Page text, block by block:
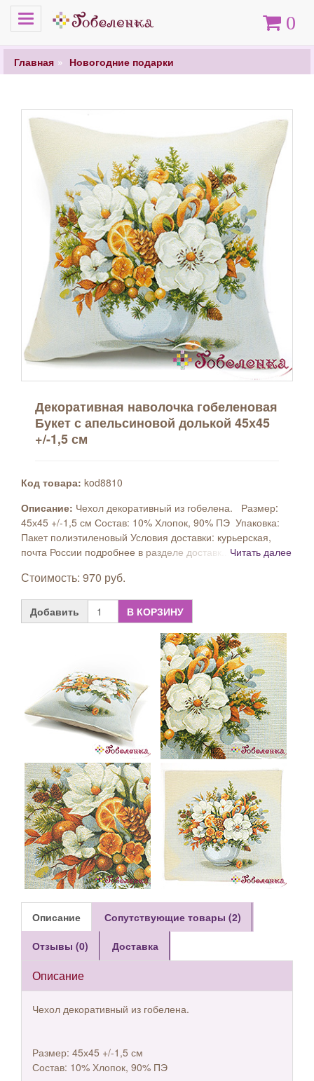
Меню Корзина
0
Главная Новогодние подарки
Декоративная наволочка гобеленовая
Букет с апельсиновой долькой 45х45
+/-1,5 см
Код товара: kod8810
Описание: Чехол декоративный из гобелена. Размер:
45х45 +/-1,5 см Состав: 10% Хлопок, 90% ПЭ Упаковка:
Пакет полиэтиленовый Условия доставки: курьерская,
почта России подробнее в разделе доставк... Читать далее
Стоимость: 970 руб.
Добавить В КОРЗИНУ
Описание Сопутствующие товары (2)
Отзывы (0) Доставка
Описание
Чехол декоративный из гобелена.
Размер: 45х45 +/-1,5 см
Состав: 10% Хлопок, 90% ПЭ